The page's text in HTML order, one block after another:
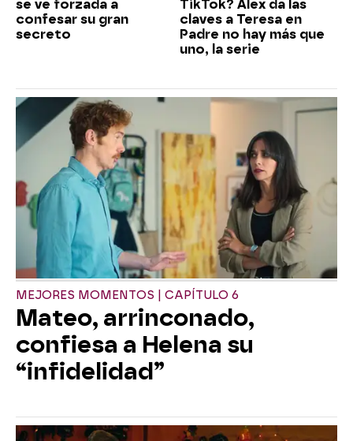
se ve forzada a
confesar su gran
secreto
TikTok? Álex da las
claves a Teresa en
Padre no hay más que
uno, la serie
MEJORES MOMENTOS | CAPÍTULO 6
Mateo, arrinconado,
confiesa a Helena su
“infidelidad”